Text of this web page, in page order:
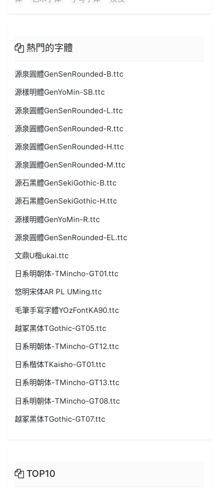
熱門的字體
源泉圓體GenSenRounded-B.ttc
源樣明體GenYoMin-SB.ttc
源泉圓體GenSenRounded-L.ttc
源泉圓體GenSenRounded-R.ttc
源泉圓體GenSenRounded-H.ttc
源泉圓體GenSenRounded-M.ttc
源石黑體GenSekiGothic-B.ttc
源石黑體GenSekiGothic-H.ttc
源樣明體GenYoMin-R.ttc
源泉圓體GenSenRounded-EL.ttc
文鼎U楷ukai.ttc
日系明朝体-TMincho-GT01.ttc
悠明宋体AR PL UMing.ttc
毛筆手寫字體YOzFontKA90.ttc
越冢黑体TGothic-GT05.ttc
日系明朝体-TMincho-GT12.ttc
日系楷体TKaisho-GT01.ttc
日系明朝体-TMincho-GT13.ttc
日系明朝体-TMincho-GT08.ttc
越冢黑体TGothic-GT07.ttc
TOP10